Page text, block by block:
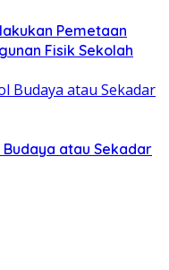
Pemetaan
Fisik Sekolah
Budaya atau Sekadar